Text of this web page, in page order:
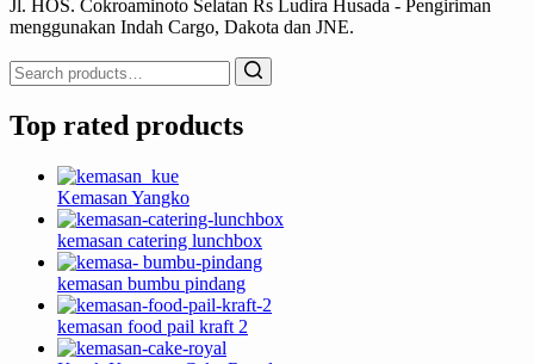
Jl. HOS. Cokroaminoto Selatan Rs Ludira Husada - Pengiriman
menggunakan Indah Cargo, Dakota dan JNE.
Search
for:
Top rated products
Kemasan Yangko
kemasan catering lunchbox
kemasan bumbu pindang
kemasan food pail kraft 2